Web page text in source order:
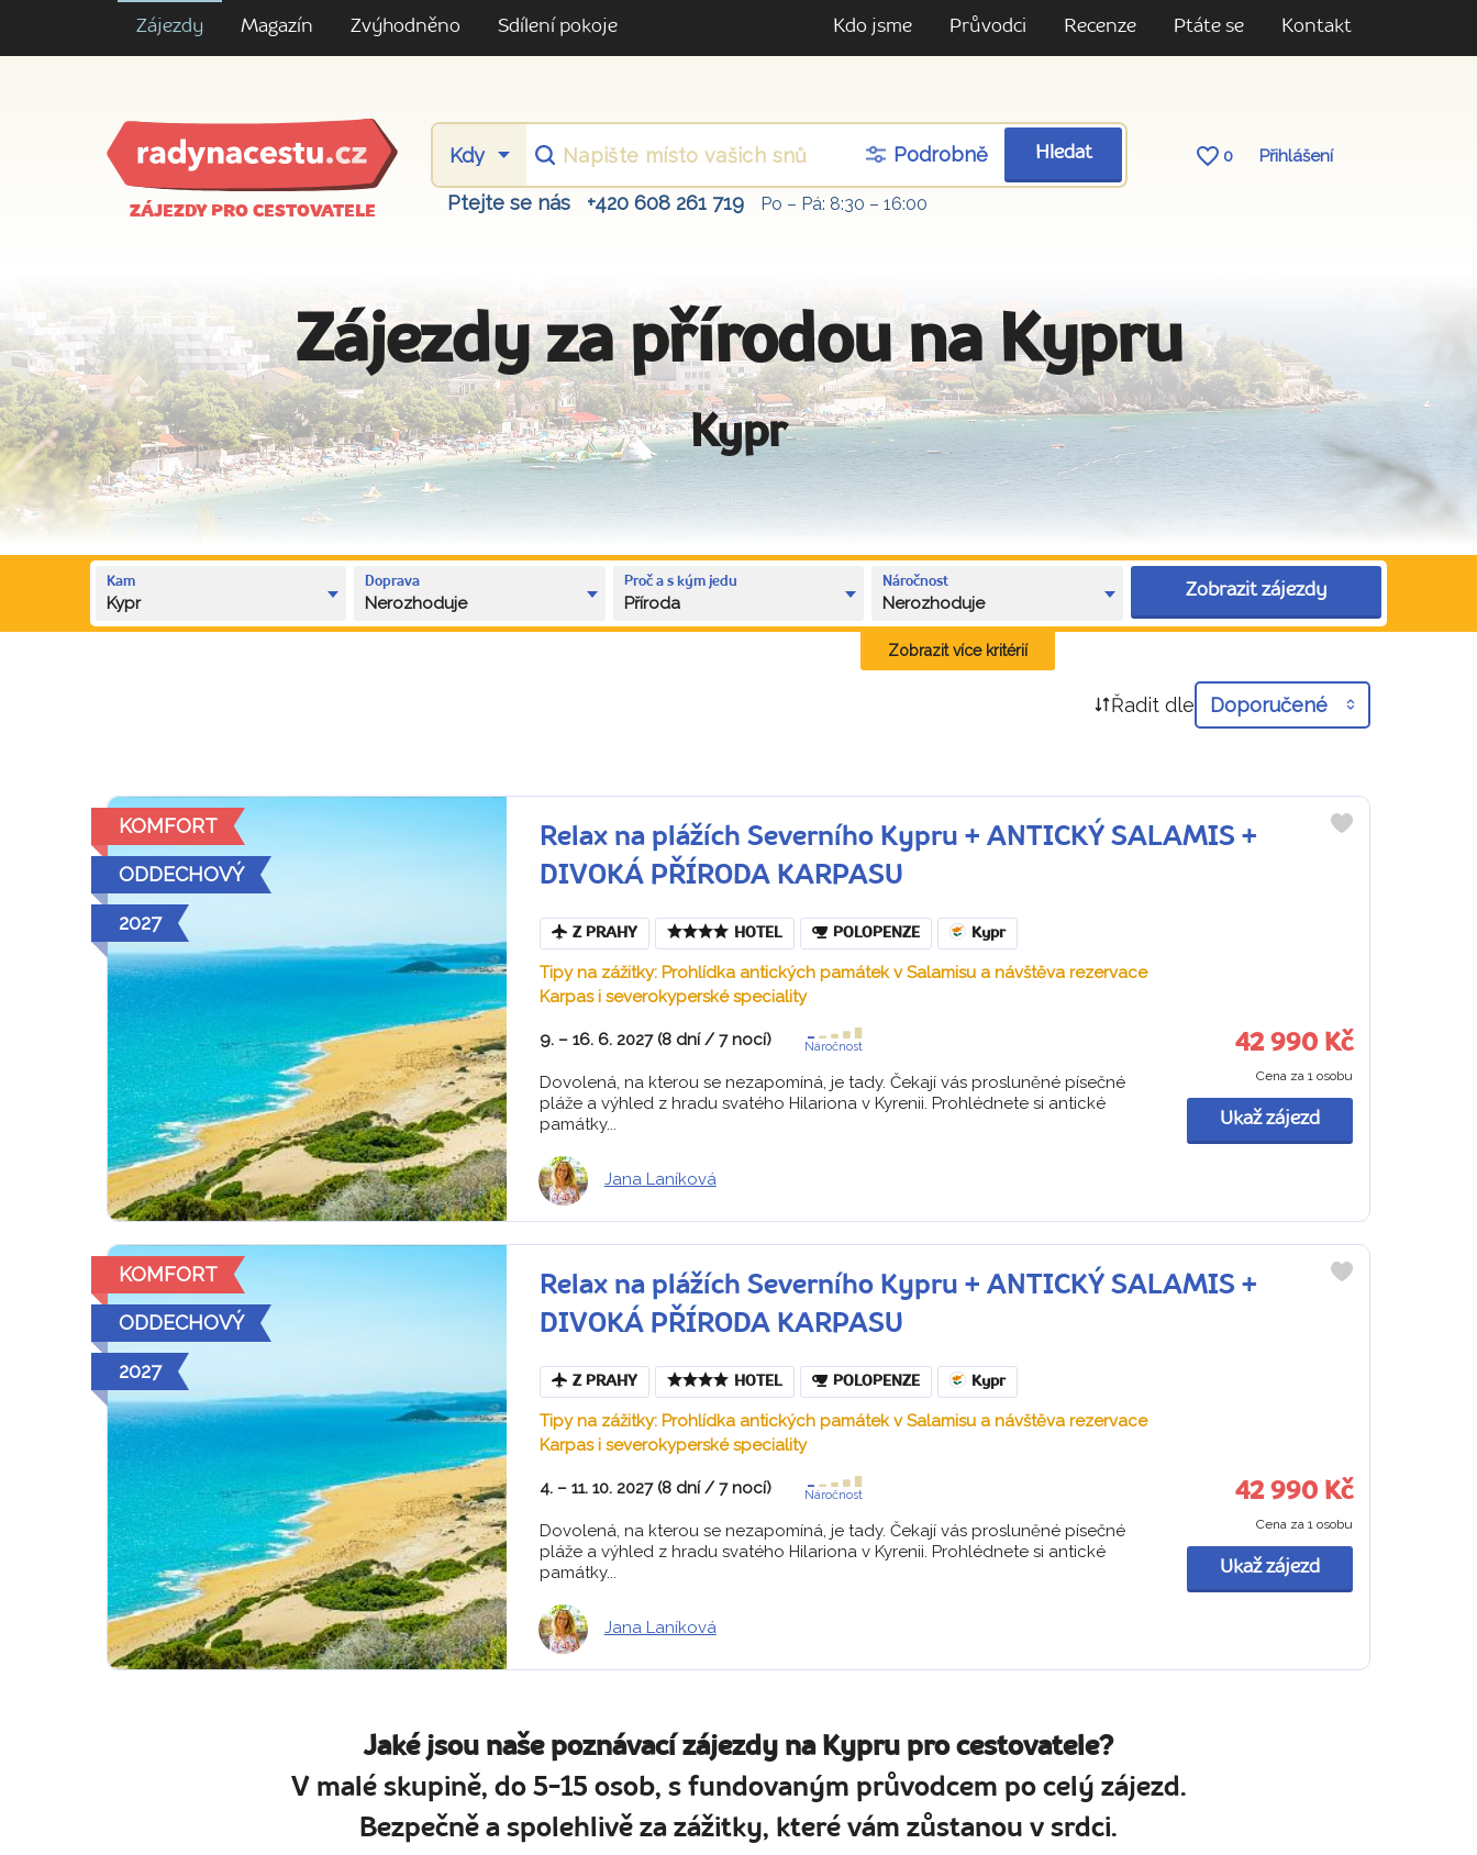
Zájezdy Magazín Zvýhodněno Sdílení pokoje Kdo jsme Průvodci Recenze Ptáte se Kontakt
ZÁJEZDY PRO CESTOVATELE
Podrobně Hledat 0 Přihlášení
Ptejte se nás +420 608 261 719 Po – Pá: 8:30 – 16:00
Zájezdy za přírodou na Kypru
Kypr
Kam
Kypr
Doprava
Nerozhoduje
Proč a s kým jedu
Příroda
Náročnost
Nerozhoduje
Zobrazit zájezdy
Zobrazit více kritérií
Řadit dle Doporučené
KOMFORT
ODDECHOVÝ
2027
Relax na plážích Severního Kypru + ANTICKÝ SALAMIS +
DIVOKÁ PŘÍRODA KARPASU
Z PRAHY HOTEL POLOPENZE Kypr
Tipy na zážitky: Prohlídka antických památek v Salamisu a návštěva rezervace
Karpas i severokyperské speciality
9. – 16. 6. 2027 (8 dní / 7 nocí) Náročnost
Dovolená, na kterou se nezapomíná, je tady. Čekají vás prosluněné písečné
pláže a výhled z hradu svatého Hilariona v Kyrenii. Prohlédnete si antické
památky...
Jana Laníková
42 990 Kč
Cena za 1 osobu
Ukaž zájezd
KOMFORT
ODDECHOVÝ
2027
Relax na plážích Severního Kypru + ANTICKÝ SALAMIS +
DIVOKÁ PŘÍRODA KARPASU
Z PRAHY HOTEL POLOPENZE Kypr
Tipy na zážitky: Prohlídka antických památek v Salamisu a návštěva rezervace
Karpas i severokyperské speciality
4. – 11. 10. 2027 (8 dní / 7 nocí) Náročnost
Dovolená, na kterou se nezapomíná, je tady. Čekají vás prosluněné písečné
pláže a výhled z hradu svatého Hilariona v Kyrenii. Prohlédnete si antické
památky...
Jana Laníková
42 990 Kč
Cena za 1 osobu
Ukaž zájezd
Jaké jsou naše poznávací zájezdy na Kypru pro cestovatele?
V malé skupině, do 5-15 osob, s fundovaným průvodcem po celý zájezd.
Bezpečně a spolehlivě za zážitky, které vám zůstanou v srdci.